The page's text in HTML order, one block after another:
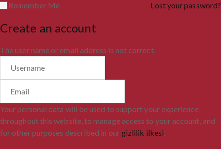
Remember Me Lost your password?
Create an account
The user name or email address is not correct.
Your personal data will be used to support your experience
throughout this website, to manage access to your account, and
for other purposes described in ourgizlilik ilkesi.